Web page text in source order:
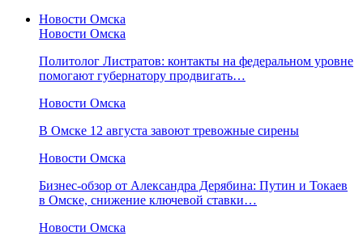
Новости Омска
Новости Омска
Политолог Листратов: контакты на федеральном уровне
помогают губернатору продвигать…
Новости Омска
В Омске 12 августа завоют тревожные сирены
Новости Омска
Бизнес-обзор от Александра Дерябина: Путин и Токаев
в Омске, снижение ключевой ставки…
Новости Омска